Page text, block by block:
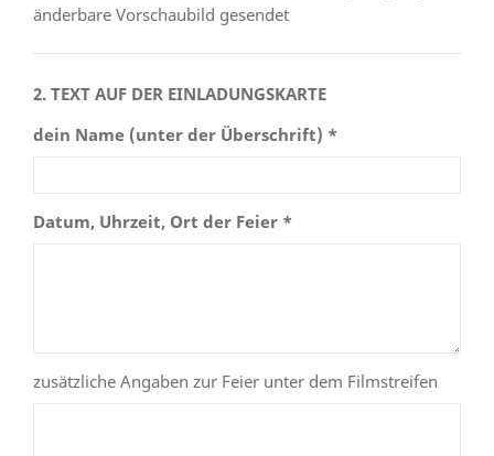
änderbare Vorschaubild gesendet
2. TEXT AUF DER EINLADUNGSKARTE
dein Name (unter der Überschrift) *
Datum, Uhrzeit, Ort der Feier *
zusätzliche Angaben zur Feier unter dem Filmstreifen